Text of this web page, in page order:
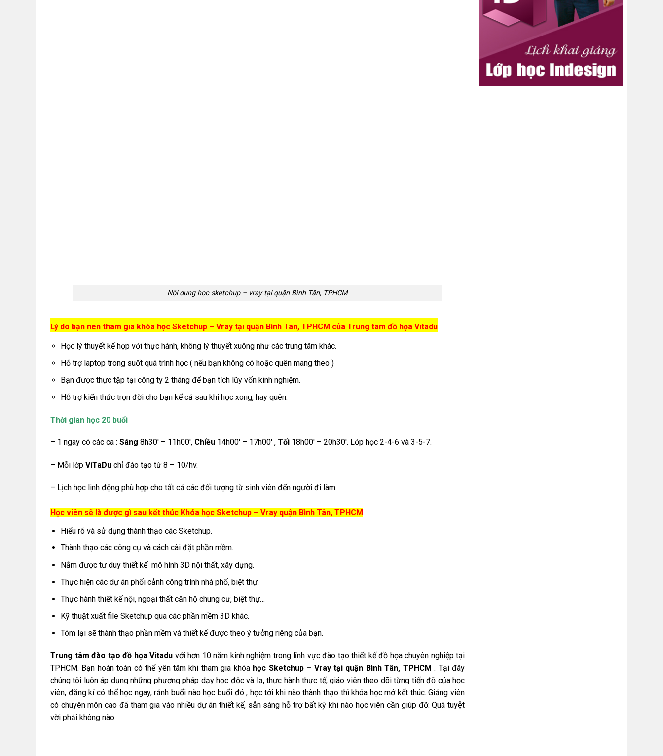
Nội dung học sketchup – vray tại quận Bình Tân, TPHCM
Lý do bạn nên tham gia khóa học Sketchup – Vray tại quận Bình Tân, TPHCM của Trung tâm đồ họa Vitadu
Học lý thuyết kế hợp với thực hành, không lý thuyết xuông như các trung tâm khác.
Hỗ trợ laptop trong suốt quá trình học ( nếu bạn không có hoặc quên mang theo )
Bạn được thực tập tại công ty 2 tháng để bạn tích lũy vốn kinh nghiệm.
Hỗ trợ kiến thức trọn đời cho bạn kể cả sau khi học xong, hay quên.
Thời gian học 20 buổi
– 1 ngày có các ca : Sáng 8h30′ – 11h00′, Chiều 14h00′ – 17h00′ , Tối 18h00′ – 20h30′. Lớp học 2-4-6 và 3-5-7.
– Mỗi lớp ViTaDu chỉ đào tạo từ 8 – 10/hv.
– Lịch học linh động phù hợp cho tất cả các đối tượng từ sinh viên đến người đi làm.
Học viên sẽ là được gì sau kết thúc Khóa học Sketchup – Vray quận Bình Tân, TPHCM
Hiểu rõ và sử dụng thành thạo các Sketchup.
Thành thạo các công cụ và cách cài đặt phần mềm.
Nắm được tư duy thiết kế mô hình 3D nội thất, xây dựng.
Thực hiện các dự án phối cảnh công trình nhà phố, biệt thự.
Thực hành thiết kế nội, ngoại thất căn hộ chung cư, biệt thự…
Kỹ thuật xuất file Sketchup qua các phần mềm 3D khác.
Tóm lại sẽ thành thạo phần mềm và thiết kế được theo ý tưởng riêng của bạn.
Trung tâm đào tạo đồ họa Vitadu với hơn 10 năm kinh nghiệm trong lĩnh vực đào tạo thiết kế đồ họa chuyên nghiệp tại
TPHCM. Bạn hoàn toàn có thể yên tâm khi tham gia khóa học Sketchup – Vray tại quận Bình Tân, TPHCM. Tại đây
chúng tôi luôn áp dụng những phương pháp dạy học độc và lạ, thực hành thực tế, giáo viên theo dõi từng tiến độ của học
viên, đăng kí có thể học ngay, rảnh buổi nào học buổi đó , học tới khi nào thành thạo thì khóa học mớ kết thúc. Giảng viên
có chuyên môn cao đã tham gia vào nhiều dự án thiết kế, sẵn sàng hỗ trợ bất kỳ khi nào học viên cần giúp đỡ. Quá tuyệt
vời phải không nào.